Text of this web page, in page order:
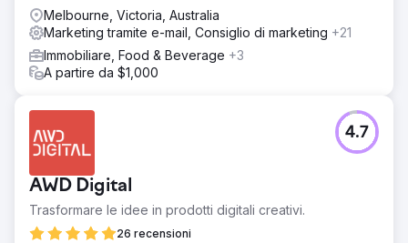
Melbourne, Victoria, Australia
Marketing tramite e-mail, Consiglio di marketing +21
Immobiliare, Food & Beverage +3
A partire da $1,000
AWD Digital
Trasformare le idee in prodotti digitali creativi.
26 recensioni
4.7